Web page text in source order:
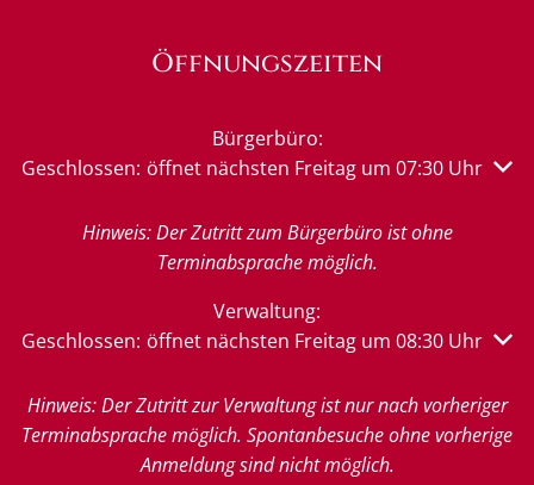
Öffnungszeiten
Bürgerbüro:
Klicken, um weitere Öffnungs- oder Schließzeiten
Geschlossen: öffnet nächsten Freitag um 07:30 Uhr
Hinweis: Der Zutritt zum Bürgerbüro ist ohne
Terminabsprache möglich.
Verwaltung:
Klicken, um weitere Öffnungs- oder Schließzeiten
Geschlossen: öffnet nächsten Freitag um 08:30 Uhr
Hinweis: Der Zutritt zur Verwaltung ist nur nach vorheriger
Terminabsprache möglich. Spontanbesuche ohne vorherige
Anmeldung sind nicht möglich.